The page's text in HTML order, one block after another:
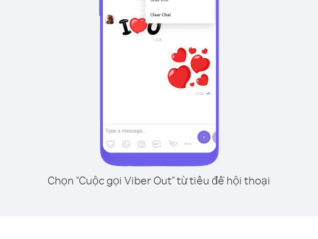
Chọn "Cuộc gọi Viber Out" từ tiêu đề hội thoại